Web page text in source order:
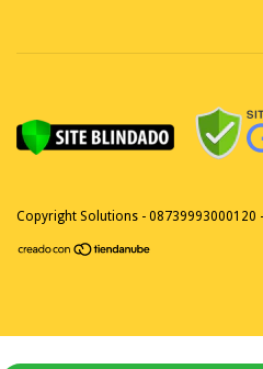
Copyright Solutions - 08739993000120